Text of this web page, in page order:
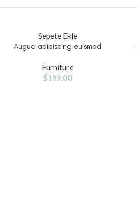
Sepete Ekle
Augue adipiscing euismod
Furniture
$199.00